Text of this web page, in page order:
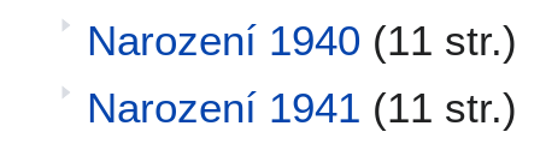
Narození 1940 (11 str.)
Narození 1941 (11 str.)